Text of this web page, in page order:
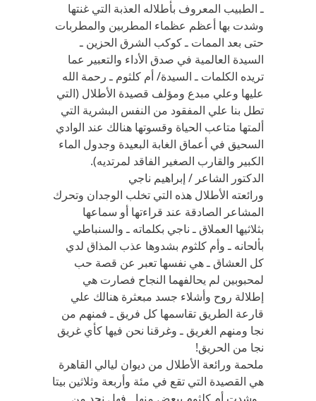
ـ الطبيب المعروف بأطلاله العذبة التي غنتها
وشدت بها أعظم عظماء المطربين والمطربات
حتى بعد الممات ـ كوكب الشرق الحزين ـ
السيدة العالمية في صدق الأداء والتعبير عما
تريده الكلمات ـ السيدة/ أم كلثوم ـ رحمة الله
عليها وعلي مبدع ومؤلف قصيدة الأطلال (التي
تطل بنا علي المفقود من النفس البشرية التي
ألمتها متاعب الحياة وقسوتها هنالك عند الوادي
السحيق في أعماق الغابة البعيدة وجدول الماء
الكبير والقارب الصغير الفاقد لمرتديه).
الدكتور الشاعر / إبراهيم ناجي
ورائعته الأطلال هذه التي تخلب الوجدان وتحرك
المشاعر الصادقة عند قراءتها أو سماعها
بثلاثيها العملاق ـ ناجي بكلماته ـ والسنباطي
بألحانه ـ وأم كلثوم بشدوها عذب المذاق لدي
كل العشاق ـ هي نفسها تعبر عن قصة حب
لمحبوبين لم يحالفهما النجاح فصارت هي
إطلالة روح وأشلاء جسد مبعثرة هنالك علي
قارعة الطريق تقاسمها كل فريق ـ فمنهم من
نجا ومنهم الغريق ـ وغرقنا نحن فيها كأي غريق
نجا من الحريق!
ملحمة ورائعة الأطلال من ديوان ليالي القاهرة
هي القصيدة التي تقع في مئة وأربعة وثلاثين بيتا